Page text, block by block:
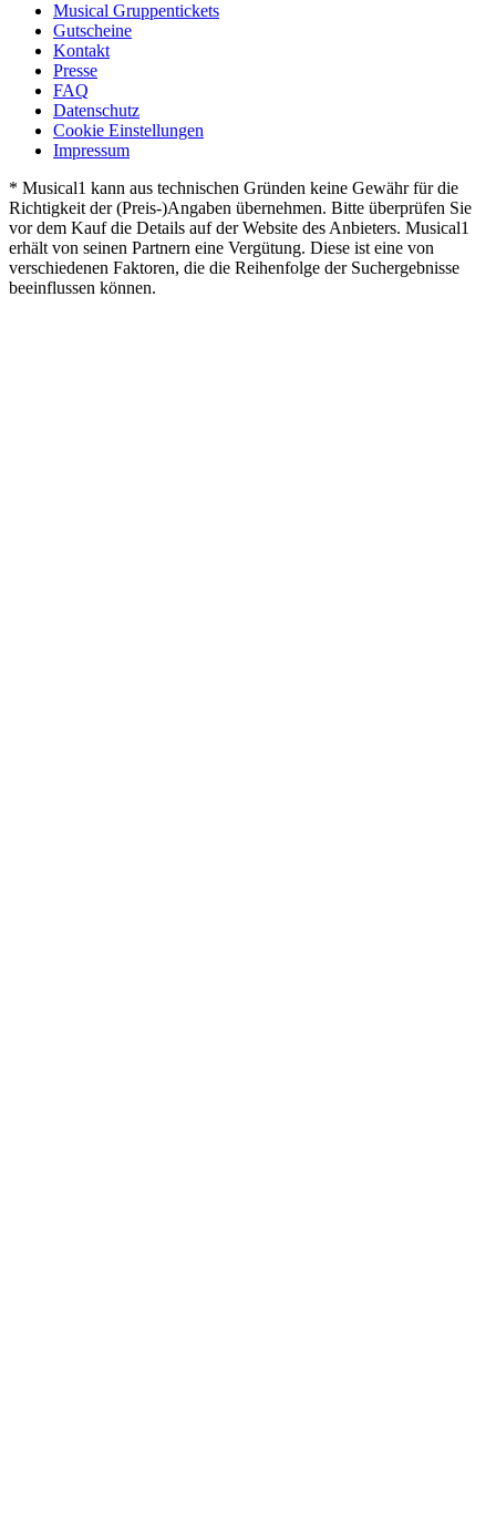
Musical Gruppentickets
Gutscheine
Kontakt
Presse
FAQ
Datenschutz
Cookie Einstellungen
Impressum
* Musical1 kann aus technischen Gründen keine Gewähr für die
Richtigkeit der (Preis-)Angaben übernehmen. Bitte überprüfen Sie
vor dem Kauf die Details auf der Website des Anbieters. Musical1
erhält von seinen Partnern eine Vergütung. Diese ist eine von
verschiedenen Faktoren, die die Reihenfolge der Suchergebnisse
beeinflussen können.